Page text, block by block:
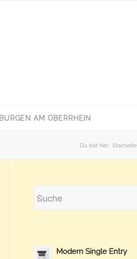
BURGEN AM OBERRHEIN
Du bist hier: Startseite
Modern Single Entry